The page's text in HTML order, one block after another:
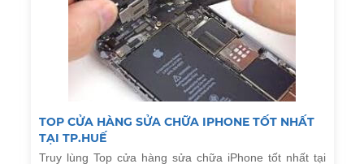
TOP CỬA HÀNG SỬA CHỮA IPHONE TỐT NHẤT
TẠI TP.HUẾ
Truy lùng Top cửa hàng sửa chữa iPhone tốt nhất tại